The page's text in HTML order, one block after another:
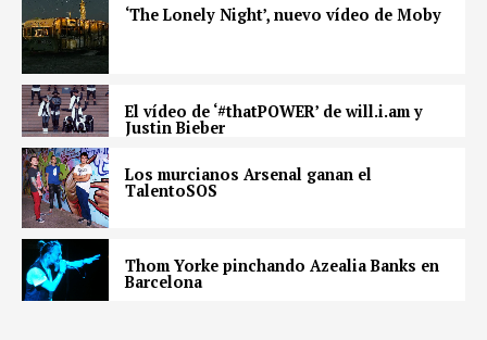
‘The Lonely Night’, nuevo vídeo de Moby
El vídeo de ‘#thatPOWER’ de will.i.am y
Justin Bieber
Los murcianos Arsenal ganan el
TalentoSOS
Thom Yorke pinchando Azealia Banks en
Barcelona